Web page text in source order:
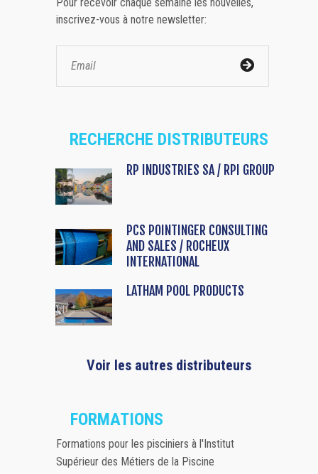
inscrivez-vous à notre newsletter:
RECHERCHE DISTRIBUTEURS
RP INDUSTRIES SA / RPI GROUP
PCS POINTINGER CONSULTING
AND SALES / ROCHEUX
INTERNATIONAL
LATHAM POOL PRODUCTS
Voir les autres distributeurs
FORMATIONS
Formations pour les pisciniers à l'Institut
Supérieur des Métiers de la Piscine